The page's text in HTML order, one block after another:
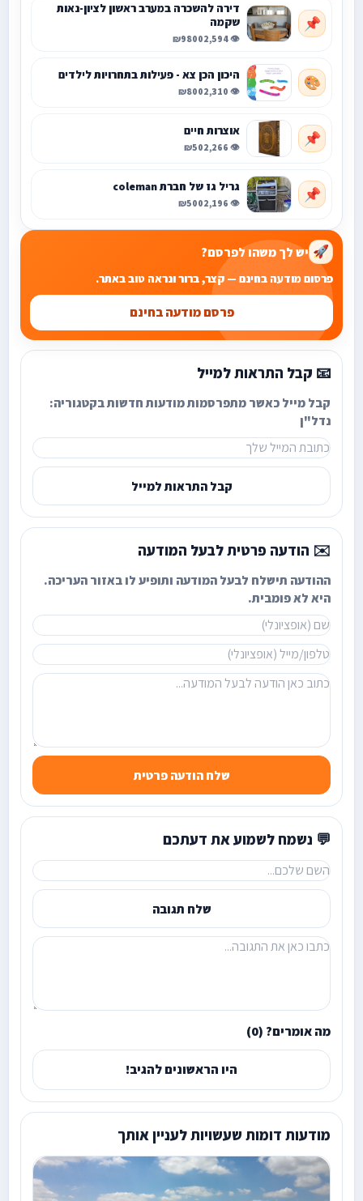
📌
דירה להשכרה במערב ראשון לציון-נאות
שקמה
👁️ 2,594
₪9800
🎨 היכון הכן צא - פעילות בתחרויות לילדים
👁️ 2,310
₪800
📌 אוצרות חיים
👁️ 2,266
₪50
📌 גריל גז של חברת coleman
👁️ 2,196
₪500
🚀 יש לך משהו לפרסם?
פרסום מודעה בחינם — קצר, ברור ונראה טוב באתר.
פרסם מודעה בחינם
📧 קבל התראות למייל
קבל מייל כאשר מתפרסמות מודעות חדשות בקטגוריה:
נדל"ן
קבל התראות למייל
✉️ הודעה פרטית לבעל המודעה
ההודעה תישלח לבעל המודעה ותופיע לו באזור העריכה.
היא לא פומבית.
שלח הודעה פרטית
💬 נשמח לשמוע את דעתכם
שלח תגובה
מה אומרים? (0)
היו הראשונים להגיב!
מודעות דומות שעשויות לעניין אותך